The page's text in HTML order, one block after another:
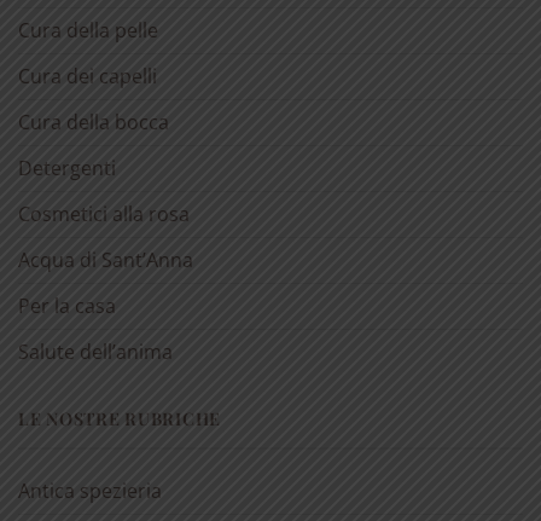
Cura della pelle
Cura dei capelli
Cura della bocca
Detergenti
Cosmetici alla rosa
Acqua di Sant’Anna
Per la casa
Salute dell’anima
LE NOSTRE RUBRICHE
Antica spezieria